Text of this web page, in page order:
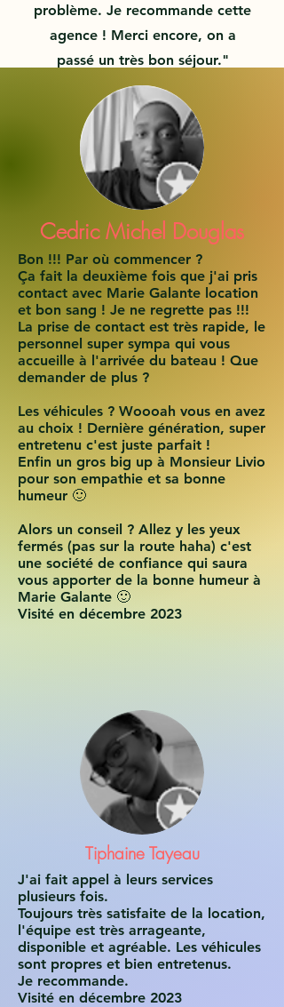
problème. Je recommande cette
agence ! Merci encore, on a
passé un très bon séjour."
Midjy
Cedric Michel Douglas
Bon !!! Par où commencer ?
Ça fait la deuxième fois que j'ai pris
contact avec Marie Galante location
et bon sang ! Je ne regrette pas !!!
La prise de contact est très rapide, le
personnel super sympa qui vous
accueille à l'arrivée du bateau ! Que
demander de plus ?
Les véhicules ? Woooah vous en avez
au choix ! Dernière génération, super
entretenu c'est juste parfait !
Enfin un gros big up à Monsieur Livio
pour son empathie et sa bonne
humeur 🙂
Alors un conseil ? Allez y les yeux
fermés (pas sur la route haha) c'est
une société de confiance qui saura
vous apporter de la bonne humeur à
Marie Galante 🙂
Visité en décembre 2023
Tiphaine Tayeau
J'ai fait appel à leurs services
plusieurs fois.
Toujours très satisfaite de la location,
l'équipe est très arrageante,
disponible et agréable. Les véhicules
sont propres et bien entretenus.
Je recommande.
Visité en décembre 2023